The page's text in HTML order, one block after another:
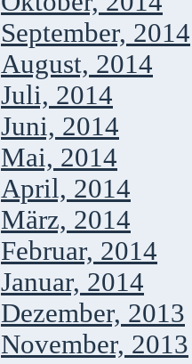
September, 2014
August, 2014
Juli, 2014
Juni, 2014
Mai, 2014
April, 2014
März, 2014
Februar, 2014
Januar, 2014
Dezember, 2013
November, 2013